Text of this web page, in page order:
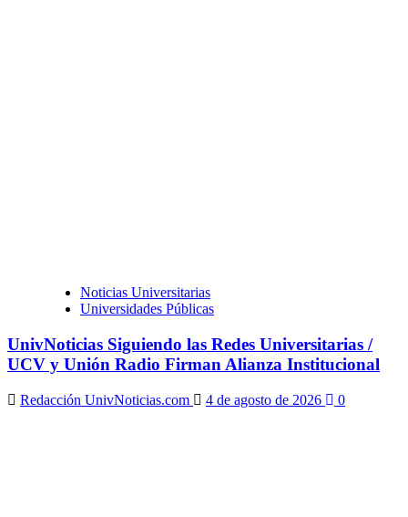
Noticias Universitarias
Universidades Públicas
UnivNoticias Siguiendo las Redes Universitarias /
UCV y Unión Radio Firman Alianza Institucional
Redacción UnivNoticias.com 4 de agosto de 2026 0